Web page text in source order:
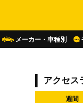
メーカー・車種別
アクセス
週間